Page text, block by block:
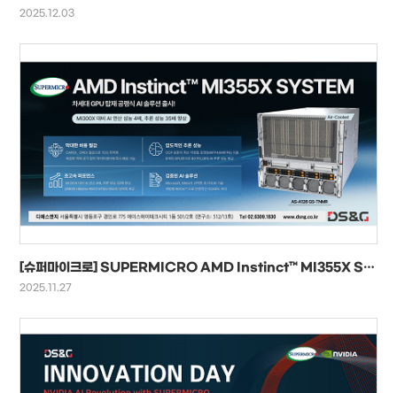
2025.12.03
[슈퍼마이크로] SUPERMICRO AMD Instinct™ MI355X SYSTEM
2025.11.27